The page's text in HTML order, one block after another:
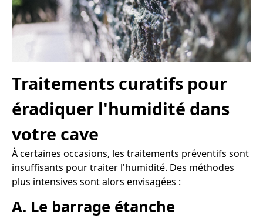
Traitements curatifs pour
éradiquer l'humidité dans
votre cave
À certaines occasions, les traitements préventifs sont
insuffisants pour traiter l'humidité. Des méthodes
plus intensives sont alors envisagées :
A. Le barrage étanche